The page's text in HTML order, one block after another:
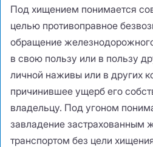
Под хищением понимается
целью противоправное
обращение
в свою пользу или в пользу
личной наживы или в других
причинившее ущерб его
владельцу. Под угоном
завладение застрахованным
транспортом без цели